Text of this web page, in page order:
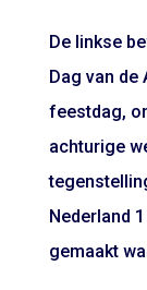
De linkse
Dag van de
feestdag,
achturige
Nederland
gemaakt